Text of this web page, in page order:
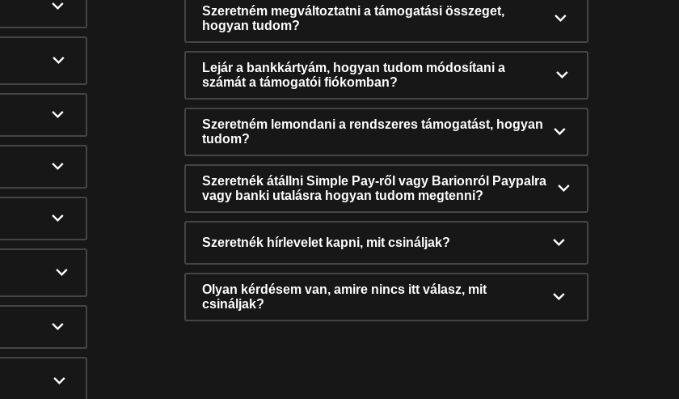
Szeretném megváltoztatni a támogatási összeget,
hogyan tudom?
Lejár a bankkártyám, hogyan tudom módosítani a
számát a támogatói fiókomban?
Szeretném lemondani a rendszeres támogatást, hogyan
tudom?
Szeretnék átállni Simple Pay-ről vagy Barionról Paypalra
vagy banki utalásra hogyan tudom megtenni?
Szeretnék hírlevelet kapni, mit csináljak?
Olyan kérdésem van, amire nincs itt válasz, mit
csináljak?